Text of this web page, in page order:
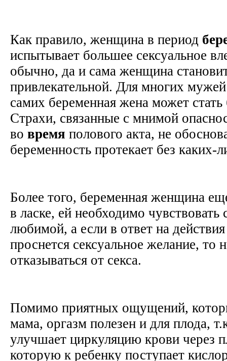
Как правило, женщина в период
испытывает большее сексуальное
обычно, да и сама женщина
привлекательной. Для многих
самих беременная жена может
Страхи, связанные с мнимой
во время полового акта, не
беременность протекает без
Более того, беременная женщина
в ласке, ей необходимо чувствовать
любимой, а если в ответ на
проснется сексуальное желание, то
отказываться от секса.
Помимо приятных ощущений,
мама, оргазм полезен и для плода,
улучшает циркуляцию крови через
которую к ребенку поступает